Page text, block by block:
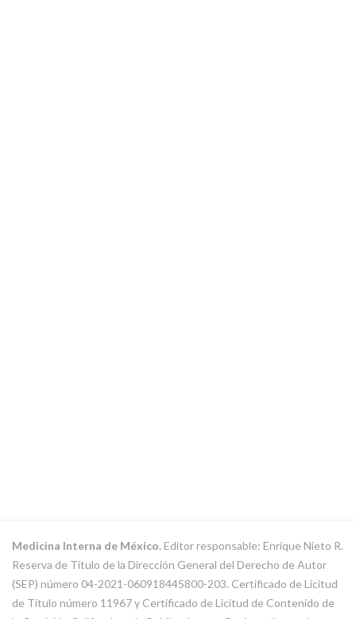
Medicina Interna de México.Editor responsable: Enrique Nieto R.
Reserva de Título de la Dirección General del Derecho de Autor
(SEP) número 04-2021-060918445800-203. Certificado de Licitud
de Título número 11967 y Certificado de Licitud de Contenido de